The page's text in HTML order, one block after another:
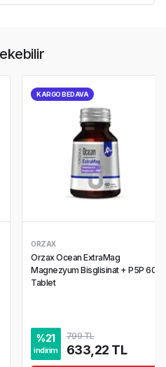
KARGO BEDAVA
ORZAX
Orzax Ocean ExtraMag
Magnezyum Bisglisinat + P5P 60
Tablet
%21
indirim
799 TL
633,22 TL